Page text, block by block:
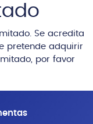
Se acredita
pretende adquirir
por favor